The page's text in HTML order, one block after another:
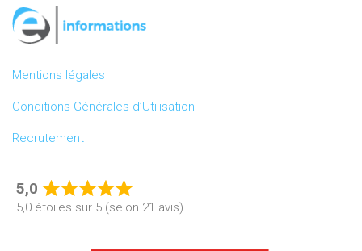
Mentions légales
Conditions Générales d’Utilisation
Recrutement
5,0
Rated
5,0 étoiles sur 5 (selon 21 avis)